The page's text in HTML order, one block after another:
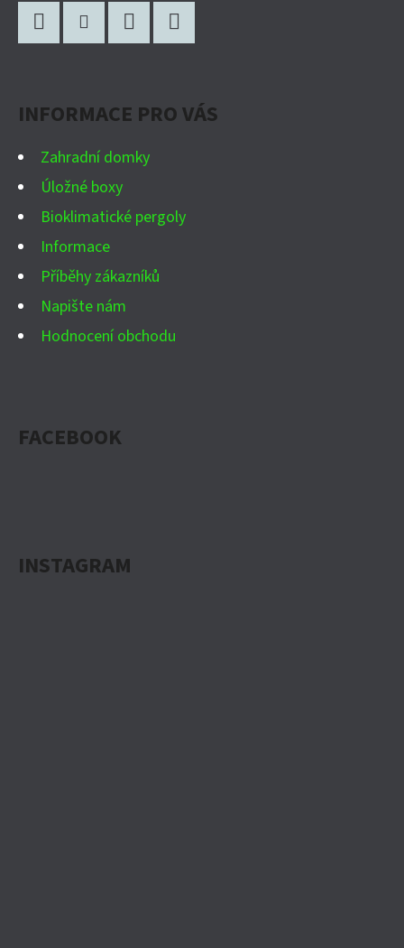
INFORMACE PRO VÁS
Zahradní domky
Úložné boxy
Bioklimatické pergoly
Informace
Příběhy zákazníků
Napište nám
Hodnocení obchodu
FACEBOOK
INSTAGRAM